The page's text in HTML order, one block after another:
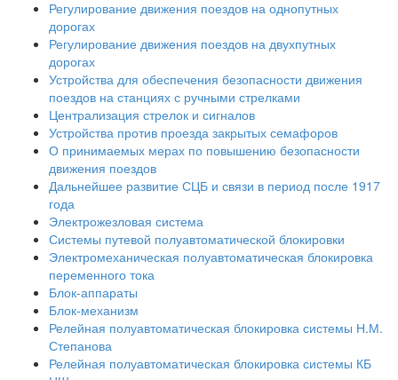
Регулирование движения поездов на однопутных
дорогах
Регулирование движения поездов на двухпутных
дорогах
Устройства для обеспечения безопасности движения
поездов на станциях с ручными стрелками
Централизация стрелок и сигналов
Устройства против проезда закрытых семафоров
О принимаемых мерах по повышению безопасности
движения поездов
Дальнейшее развитие СЦБ и связи в период после 1917
года
Электрожезловая система
Системы путевой полуавтоматической блокировки
Электромеханическая полуавтоматическая блокировка
переменного тока
Блок-аппараты
Блок-механизм
Релейная полуавтоматическая блокировка системы Н.М.
Степанова
Релейная полуавтоматическая блокировка системы КБ